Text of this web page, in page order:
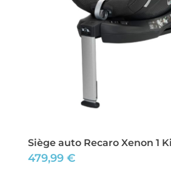
Siège auto Recaro Xenon 1
479,99 €